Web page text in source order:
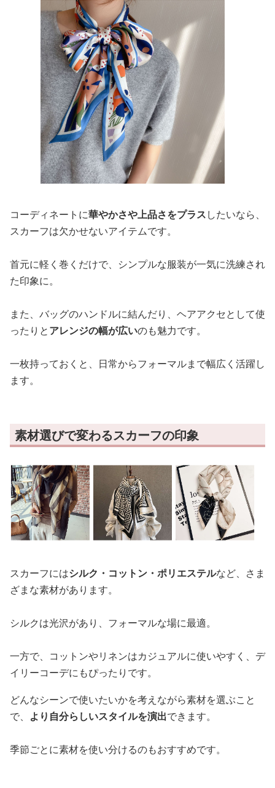
コーディネートに華やかさや上品さをプラスしたいなら、
スカーフは欠かせないアイテムです。
首元に軽く巻くだけで、シンプルな服装が一気に洗練され
た印象に。
また、バッグのハンドルに結んだり、ヘアアクセとして使
ったりとアレンジの幅が広いのも魅力です。
一枚持っておくと、日常からフォーマルまで幅広く活躍し
ます。
素材選びで変わるスカーフの印象
スカーフにはシルク・コットン・ポリエステルなど、さま
ざまな素材があります。
シルクは光沢があり、フォーマルな場に最適。
一方で、コットンやリネンはカジュアルに使いやすく、デ
イリーコーデにもぴったりです。
どんなシーンで使いたいかを考えながら素材を選ぶこと
で、 より自分らしいスタイルを演出できます。
季節ごとに素材を使い分けるのもおすすめです。